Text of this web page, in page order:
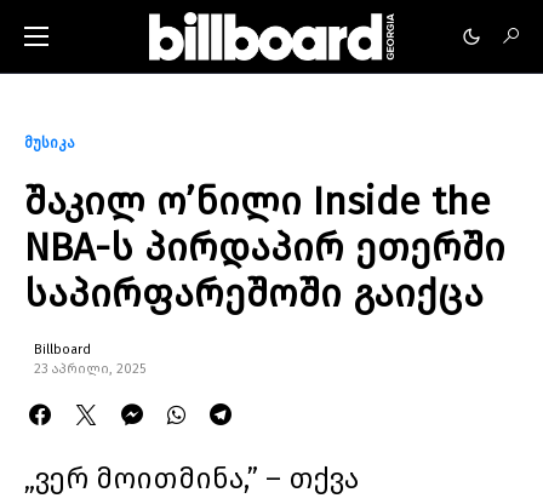
მუსიკა
შაკილ ო’ნილი Inside the
NBA-ს პირდაპირ ეთერში
საპირფარეშოში გაიქცა
Billboard
23 აპრილი, 2025
„ვერ მოითმინა,” – თქვა